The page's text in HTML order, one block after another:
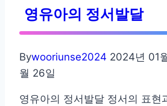
해
서
아
영유아의 정서발달
Bywooriunse2024 2024년 01
월 26일
영유아의 정서발달 정서의 표현